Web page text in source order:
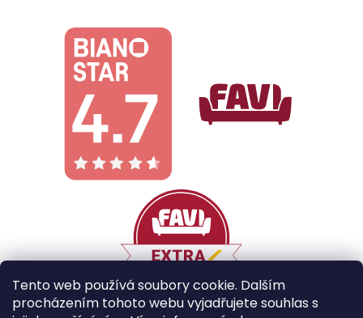
Tento web používá soubory cookie. Dalším
procházením tohoto webu vyjadřujete souhlas s